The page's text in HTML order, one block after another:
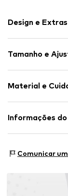
Design e Extras
Couro
Ponta
Sola com perfil
Camurça
Artigo n º.
Tamanho e
Tabela de
Material e
Material
Contém partes
Informações
43219 Varberg
Comunicar